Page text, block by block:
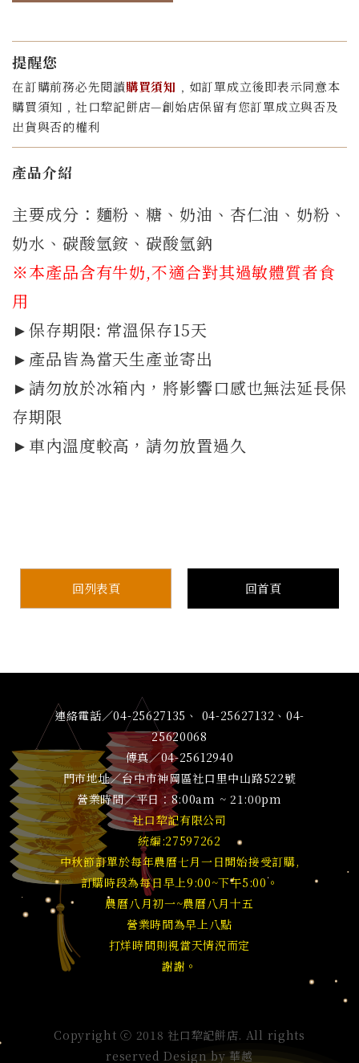
提醒您
在訂購前務必先閱讀購買須知 ﹐如訂單成立後即表示同意本
購買須知﹐社口犂記餅店—創始店保留有您訂單成立與否及
出貨與否的權利
產品介紹
主要成分：麵粉、糖、奶油、杏仁油、奶粉、
奶水、碳酸氫銨、碳酸氫鈉
※本產品含有牛奶,不適合對其過敏體質者食
用
►保存期限: 常溫保存15天
►產品皆為當天生產並寄出
►請勿放於冰箱內，將影響口感也無法延長保
存期限
►車內溫度較高，請勿放置過久
回列表頁 回首頁
連絡電話／04-25627135、 04-25627132、04-
25620068
傳真／04-25612940
門市地址／台中市神岡區社口里中山路522號
營業時間／平日：8:00am ~ 21:00pm
社口犂記有限公司
統編:27597262
中秋節訂單於每年農曆七月一日開始接受訂購,
訂購時段為每日早上9:00~下午5:00。
農曆八月初一~農曆八月十五
營業時間為早上八點
打烊時間則視當天情況而定
謝謝。
Copyright ⓒ 2018 社口犂記餅店. All rights
reserved Design by華越